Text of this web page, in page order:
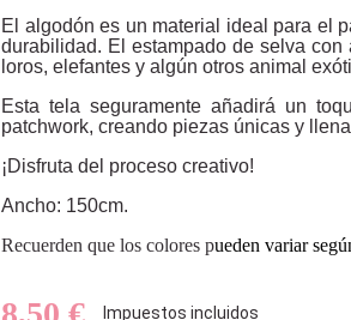
El algodón es un material ideal para el
durabilidad. El estampado de selva
loros, elefantes y algún otros animal
Esta tela seguramente añadirá un
patchwork, creando piezas únicas y
¡Disfruta del proceso creativo!
Ancho: 150cm.
Recuerden que los colores pueden variar
Impuestos incluidos